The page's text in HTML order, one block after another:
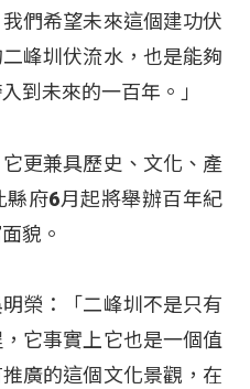
們希望未來這個建功伏
峰圳伏流水，也是能夠
到未來的一百年。」
更兼具歷史、文化、產
府6月起將舉辦百年紀
貌。
榮：「二峰圳不是只有
它事實上它也是一個值
廣的這個文化景觀，在